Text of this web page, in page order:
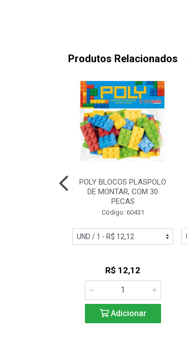
Produtos Relacionados
POLY BLOCOS PLASPOLO
DE MONTAR, COM 30
PECAS
Código: 60431
R$ 12,12
Adicionar